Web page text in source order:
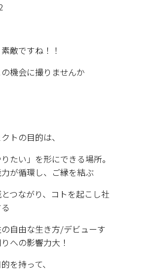
敵ですね！！
機会に撮りませんか
トの目的は、
たい」を形にできる場所。
が循環し、ご縁を結ぶ
つながり、コトを起こし社
の自由な生き方/デビューす
への影響力大！
を持って、